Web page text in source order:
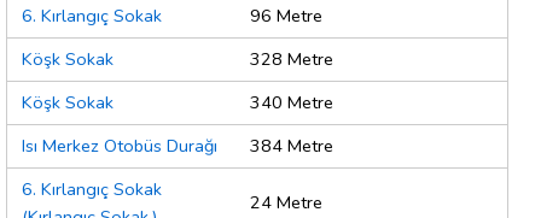
6. Kırlangıç Sokak
96 Metre
Köşk Sokak
328 Metre
Köşk Sokak
340 Metre
Isı Merkez Otobüs Durağı
384 Metre
6. Kırlangıç Sokak
24 Metre